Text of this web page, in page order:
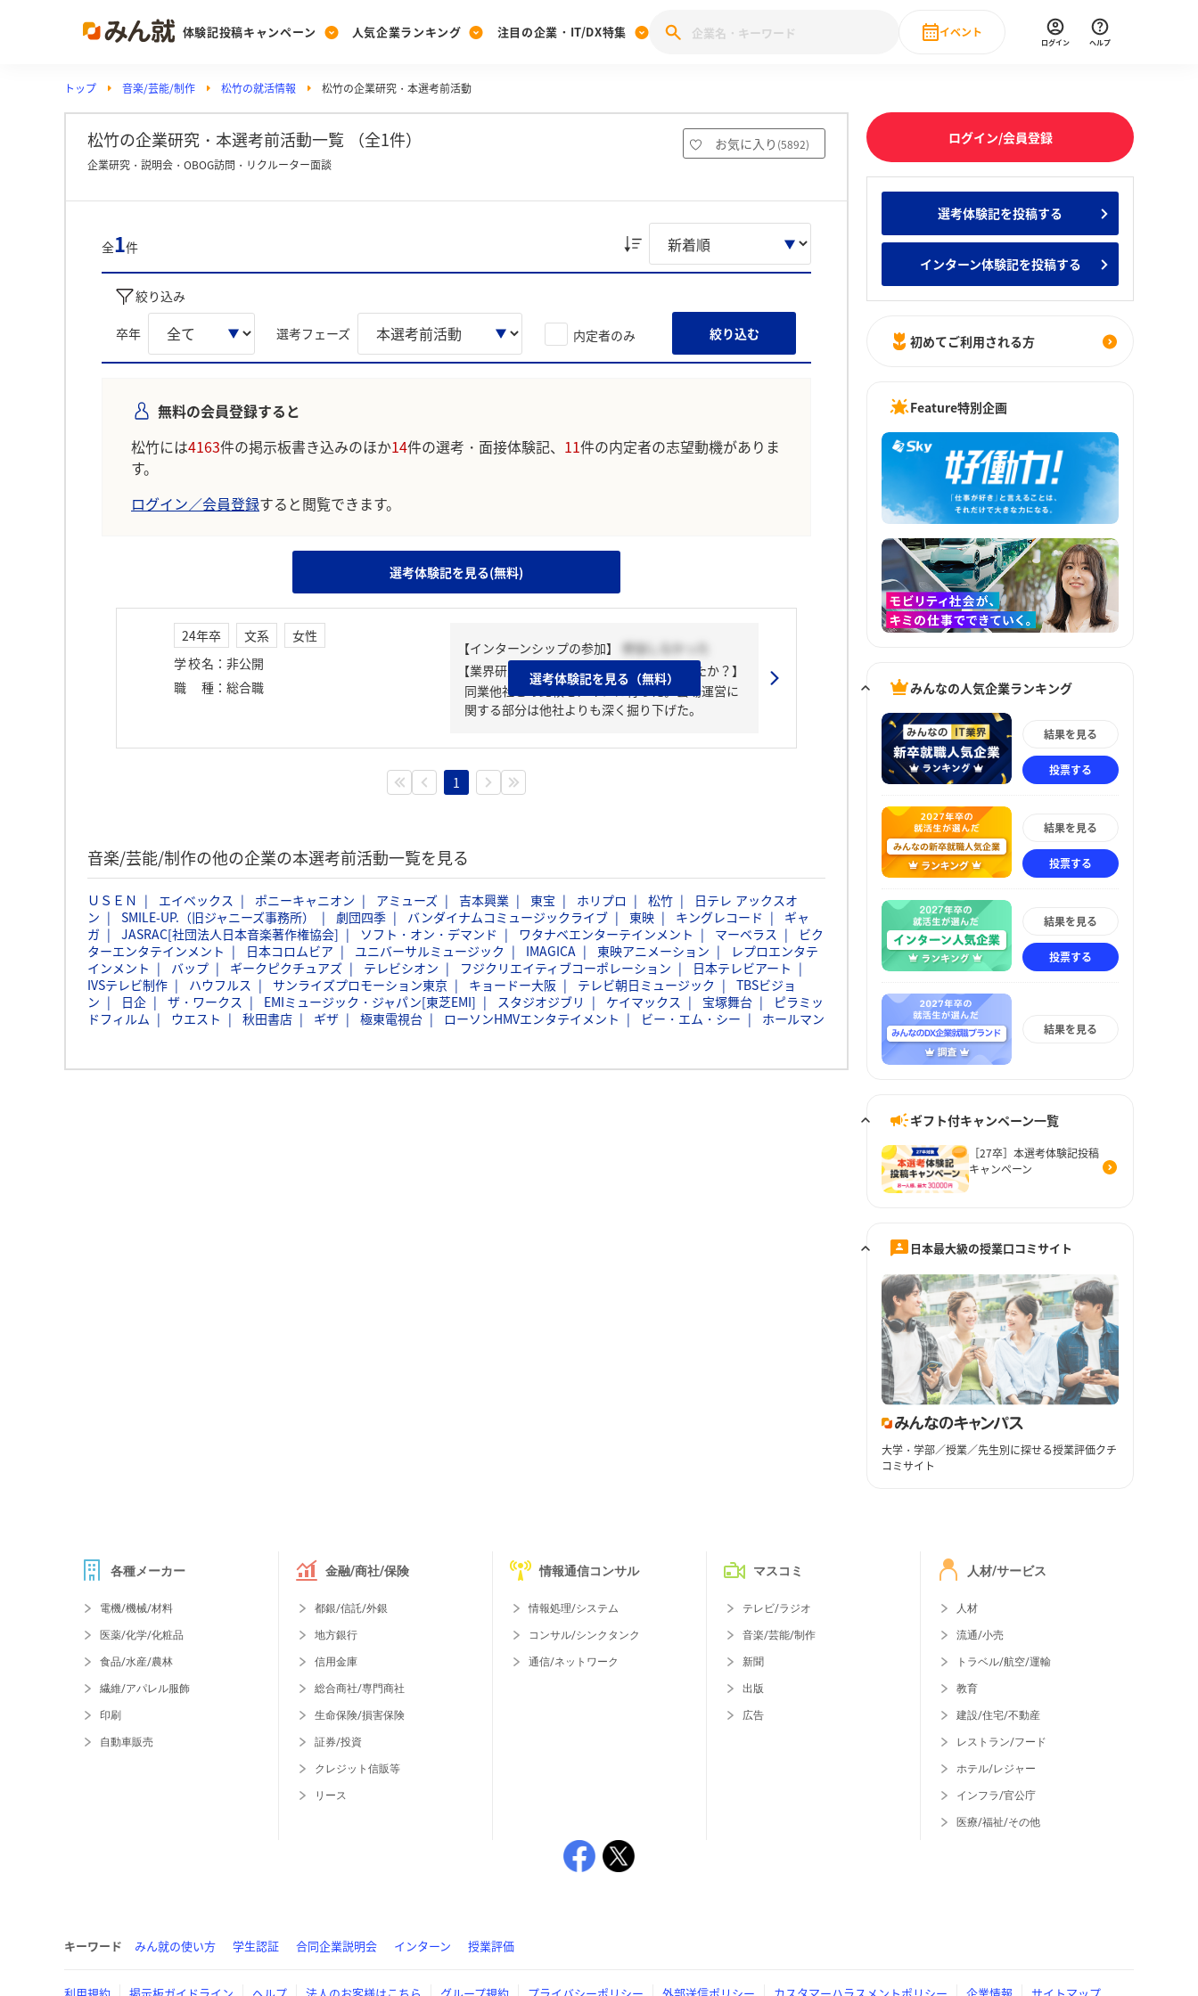
体験記投稿キャンペーン
Post
投稿する
[27卒] 本選考体験記投稿キャンペーン
人気企業ランキング
Ranking
ランキングを見る
Vote みんなの新卒就職人気企業ランキング みんなのインターン人気企業ランキ
注目の企業・IT/DX特集
PickUp
注目の企業特集
28卒 IT・DX現場社員インタビュー
イベント
直近のイベント一覧
ログイン ヘルプ
トップ 音楽/芸能/制作 松竹の就活情報 松竹の企業研究・本選考前活動
松竹の企業研究・本選考前活動一覧 （全1件） お気に入り (5892)
企業研究・説明会・OBOG訪問・リクルーター面談
全1件
絞り込み
卒年 選考フェーズ 内定者のみ 絞り込む
無料の会員登録すると
松竹には4163件の掲示板書き込みのほか14件の選考・面接体験記、 11件の内定者の志望動機がありま
す。
ログイン／会員登録すると閲覧できます。
選考体験記を見る(無料)
24年卒 文系
女性
学校名 ： 非公開
職種 ： 総合職
【インターンシップの参加】
参加しなかった
【業界研究・企業研究はどんな風にしましたか？】
同業他社との比較をメインに行った。会場運営に
関する部分は他社よりも深く掘り下げた。
選考体験記を見る（無料）
1
音楽/芸能/制作の他の企業の本選考前活動一覧を見る
ＵＳＥＮ エイベックス ポニーキャニオン アミューズ 吉本興業 東宝 ホリプロ 松竹
日テレ アックスオ
ン
SMILE-UP.（旧ジャニーズ事務所） 劇団四季 バンダイナムコミュージックライブ 東映 キングレコード
ギャ
ガ
JASRAC[社団法人日本音楽著作権協会] ソフト・オン・デマンド ワタナベエンターテインメント マーベラス
ビク
ターエンタテインメント
日本コロムビア ユニバーサルミュージック IMAGICA 東映アニメーション
レプロエンタテ
インメント
バップ ギークピクチュアズ テレビシオン フジクリエイティブコーポレーション
日本テレビアート
IVSテレビ制作
ハウフルス サンライズプロモーション東京 キョードー大阪 テレビ朝日ミュージック
TBSビジョ
ン
日企 ザ・ワークス EMIミュージック・ジャパン[東芝EMI] スタジオジブリ ケイマックス 宝塚舞台
ピラミッ
ドフィルム
ウエスト 秋田書店 ギザ 極東電視台 ローソンHMVエンタテイメント ビー・エム・シー ホールマン
ログイン/会員登録
選考体験記を投稿する
インターン体験記を投稿する
初めてご利用される方
Feature特別企画
みんなの人気企業ランキング
結果を見る
投票する
結果を見る
投票する
結果を見る
投票する
結果を見る
ギフト付キャンペーン一覧
［27卒］本選考体験記投稿
キャンペーン
日本最大級の授業口コミサイト
大学・学部／授業／先生別に探せる授業評価クチ
コミサイト
各種メーカー
電機/機械/材料
医薬/化学/化粧品
食品/水産/農林
繊維/アパレル服飾
印刷
自動車販売
金融/商社/保険
都銀/信託/外銀
地方銀行
信用金庫
総合商社/専門商社
生命保険/損害保険
証券/投資
クレジット信販等
リース
情報通信コンサル
情報処理/システム
コンサル/シンクタンク
通信/ネットワーク
マスコミ
テレビ/ラジオ
音楽/芸能/制作
新聞
出版
広告
人材/サービス
人材
流通/小売
トラベル/航空/運輸
教育
建設/住宅/不動産
レストラン/フード
ホテル/レジャー
インフラ/官公庁
医療/福祉/その他
キーワード みん就の使い方 学生認証 合同企業説明会 インターン 授業評価